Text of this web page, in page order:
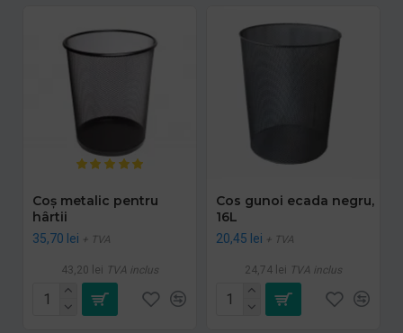
Coș metalic pentru
hârtii
35,70 lei + TVA
43,20 lei TVA inclus
Cos gunoi ecada negru,
16L
20,45 lei + TVA
24,74 lei TVA inclus